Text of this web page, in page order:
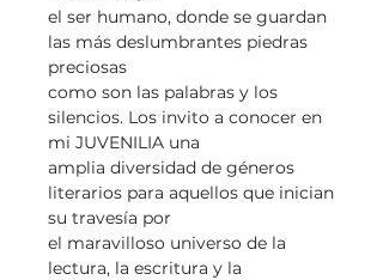
el ser humano, donde se guardan
las más deslumbrantes piedras
preciosas
como son las palabras y los
silencios. Los invito a conocer en
mi JUVENILIA una
amplia diversidad de géneros
literarios para aquellos que inician
su travesía por
el maravilloso universo de la
lectura, la escritura y la